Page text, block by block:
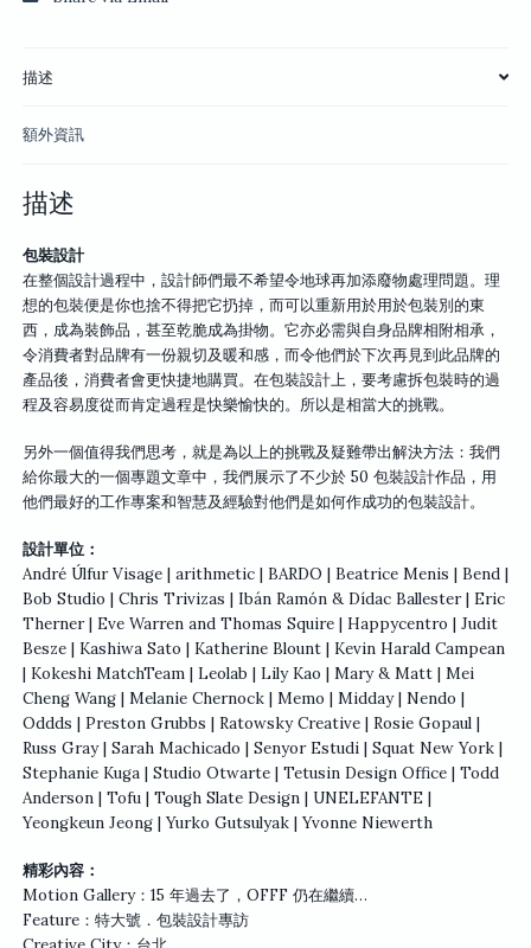
描述
額外資訊
描述
包裝設計
在整個設計過程中，設計師們最不希望令地球再加添廢物處理問題。理
想的包裝便是你也捨不得把它扔掉，而可以重新用於用於包裝別的東
西，成為裝飾品，甚至乾脆成為掛物。它亦必需與自身品牌相附相承，
令消費者對品牌有一份親切及暖和感，而令他們於下次再見到此品牌的
產品後，消費者會更快捷地購買。在包裝設計上，要考慮拆包裝時的過
程及容易度從而肯定過程是快樂愉快的。所以是相當大的挑戰。
另外一個值得我們思考，就是為以上的挑戰及疑難帶出解決方法：我們
給你最大的一個專題文章中，我們展示了不少於 50 包裝設計作品，用
他們最好的工作專案和智慧及經驗對他們是如何作成功的包裝設計。
設計單位：
André Úlfur Visage | arithmetic | BARDO | Beatrice Menis | Bend |
Bob Studio | Chris Trivizas | Ibán Ramón & Dídac Ballester | Eric
Therner | Eve Warren and Thomas Squire | Happycentro | Judit
Besze | Kashiwa Sato | Katherine Blount | Kevin Harald Campean
| Kokeshi MatchTeam | Leolab | Lily Kao | Mary & Matt | Mei
Cheng Wang | Melanie Chernock | Memo | Midday | Nendo |
Oddds | Preston Grubbs | Ratowsky Creative | Rosie Gopaul |
Russ Gray | Sarah Machicado | Senyor Estudi | Squat New York |
Stephanie Kuga | Studio Otwarte | Tetusin Design Office | Todd
Anderson | Tofu | Tough Slate Design | UNELEFANTE |
Yeongkeun Jeong | Yurko Gutsulyak | Yvonne Niewerth
精彩內容：
Motion Gallery：15 年過去了，OFFF 仍在繼續…
Feature：特大號．包裝設計專訪